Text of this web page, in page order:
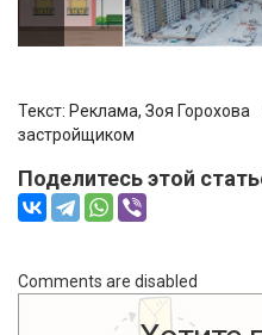
Текст: Реклама, Зоя Горохова
застройщиком
Поделитесь этой
Comments are disabled